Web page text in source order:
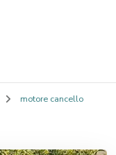
motore cancello